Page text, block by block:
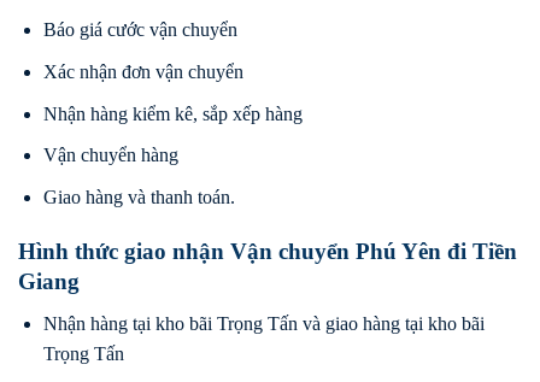
Báo giá cước vận chuyển
Xác nhận đơn vận chuyển
Nhận hàng kiểm kê, sắp xếp hàng
Vận chuyển hàng
Giao hàng và thanh toán.
Hình thức giao nhận Vận chuyển Phú Yên đi Tiền
Giang
Nhận hàng tại kho bãi Trọng Tấn và giao hàng tại kho bãi
Trọng Tấn